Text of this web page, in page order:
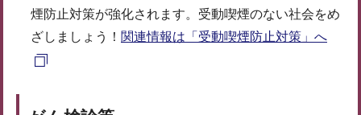
煙防止対策が強化されます。受動喫煙のない社会をめ
ざしましょう！ 関連情報は「受動喫煙防止対策」へ